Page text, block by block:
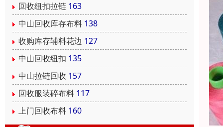
回收纽扣拉链 163
中山回收库存布料 138
收购库存辅料花边 127
中山回收纽扣 135
中山拉链回收 157
回收服装碎布料 117
上门回收布料 160